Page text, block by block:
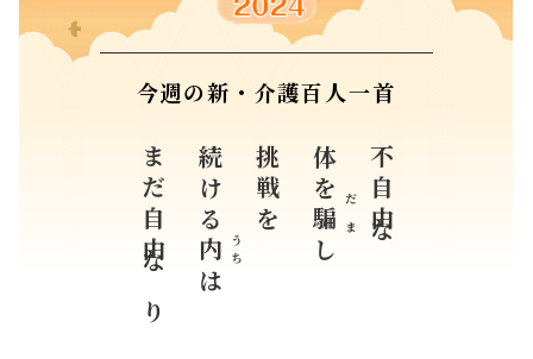
今週の新・介護百人一首
不自由な
体を
騙 だま
し
挑戦を
続ける
内 うち
は
まだ自由なり